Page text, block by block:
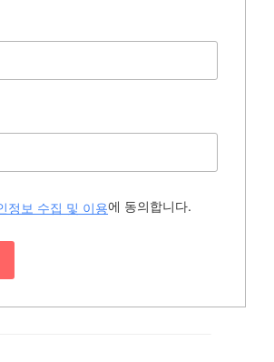
정보 수집 및 이용에 동의합니다.